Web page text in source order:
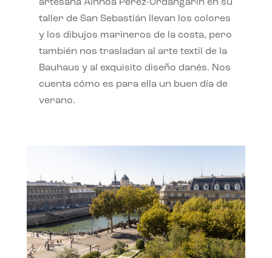
artesana Ainhoa Pérez-Urdangarín en su
taller de San Sebastián llevan los colores
y los dibujos marineros de la costa, pero
también nos trasladan al arte textil de la
Bauhaus y al exquisito diseño danés. Nos
cuenta cómo es para ella un buen día de
verano.